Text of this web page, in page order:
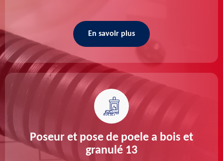
En savoir plus
Poseur et pose de poele a bois et
granulé 13